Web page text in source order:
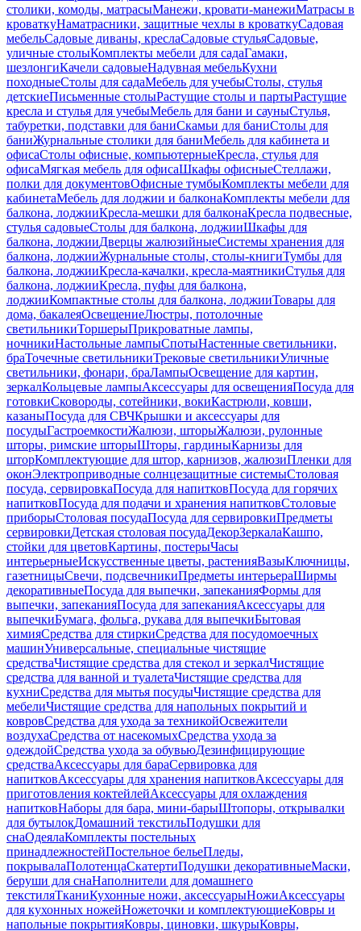
столики, комоды, матрасыМанежи, кровати-манежиМатрасы в
кроваткуНаматрасники, защитные чехлы в кроваткуСадовая
мебельСадовые диваны, креслаСадовые стульяСадовые,
уличные столыКомплекты мебели для садаГамаки,
шезлонгиКачели садовыеНадувная мебельКухни
походныеСтолы для садаМебель для учебыСтолы, стулья
детскиеПисьменные столыРастущие столы и партыРастущие
кресла и стулья для учебыМебель для бани и сауныСтулья,
табуретки, подставки для баниСкамьи для баниСтолы для
баниЖурнальные столики для баниМебель для кабинета и
офисаСтолы офисные, компьютерныеКресла, стулья для
офисаМягкая мебель для офисаШкафы офисныеСтеллажи,
полки для документовОфисные тумбыКомплекты мебели для
кабинетаМебель для лоджии и балконаКомплекты мебели для
балкона, лоджииКресла-мешки для балконаКресла подвесные,
стулья садовыеСтолы для балкона, лоджииШкафы для
балкона, лоджииДверцы жалюзийныеСистемы хранения для
балкона, лоджииЖурнальные столы, столы-книгиТумбы для
балкона, лоджииКресла-качалки, кресла-маятникиСтулья для
балкона, лоджииКресла, пуфы для балкона,
лоджииКомпактные столы для балкона, лоджииТовары для
дома, бакалеяОсвещениеЛюстры, потолочные
светильникиТоршерыПрикроватные лампы,
ночникиНастольные лампыСпотыНастенные светильники,
браТочечные светильникиТрековые светильникиУличные
светильники, фонари, браЛампыОсвещение для картин,
зеркалКольцевые лампыАксессуары для освещенияПосуда для
готовкиСковороды, сотейники, вокиКастрюли, ковши,
казаныПосуда для СВЧКрышки и аксессуары для
посудыГастроемкостиЖалюзи, шторыЖалюзи, рулонные
шторы, римские шторыШторы, гардиныКарнизы для
шторКомплектующие для штор, карнизов, жалюзиПленки для
оконЭлектроприводные солнцезащитные системыСтоловая
посуда, сервировкаПосуда для напитковПосуда для горячих
напитковПосуда для подачи и хранения напитковСтоловые
приборыСтоловая посудаПосуда для сервировкиПредметы
сервировкиДетская столовая посудаДекорЗеркалаКашпо,
стойки для цветовКартины, постерыЧасы
интерьерныеИскусственные цветы, растенияВазыКлючницы,
газетницыСвечи, подсвечникиПредметы интерьераШирмы
декоративныеПосуда для выпечки, запеканияФормы для
выпечки, запеканияПосуда для запеканияАксессуары для
выпечкиБумага, фольга, рукава для выпечкиБытовая
химияСредства для стиркиСредства для посудомоечных
машинУниверсальные, специальные чистящие
средстваЧистящие средства для стекол и зеркалЧистящие
средства для ванной и туалетаЧистящие средства для
кухниСредства для мытья посудыЧистящие средства для
мебелиЧистящие средства для напольных покрытий и
ковровСредства для ухода за техникойОсвежители
воздухаСредства от насекомыхСредства ухода за
одеждойСредства ухода за обувьюДезинфицирующие
средстваАксессуары для бараСервировка для
напитковАксессуары для хранения напитковАксессуары для
приготовления коктейлейАксессуары для охлаждения
напитковНаборы для бара, мини-барыШтопоры, открывалки
для бутылокДомашний текстильПодушки для
снаОдеялаКомплекты постельных
принадлежностейПостельное бельеПледы,
покрывалаПолотенцаСкатертиПодушки декоративныеМаски,
беруши для снаНаполнители для домашнего
текстиляТканиКухонные ножи, аксессуарыНожиАксессуары
для кухонных ножейНожеточки и комплектующиеКовры и
напольные покрытияКовры, циновки, шкурыКовры,